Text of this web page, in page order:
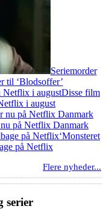
Seriemorder
til ‘Blodsoffer’
Disse film
i august
på Netflix Danmark
‘Monsteret
på Netflix
Flere nyheder...
serier